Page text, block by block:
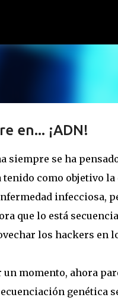
en... ¡ADN!
siempre se ha
como objetivo
infecciosa,
que lo está
los hackers en
un momento, ahora
genética